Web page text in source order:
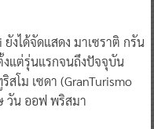
งได้จัดแสดง มาเซราติ กรัน
งแต่รุ่นแรกจนถึงปัจจุบัน
โม เซดา (GranTurismo
วัน ออฟ พริสมา